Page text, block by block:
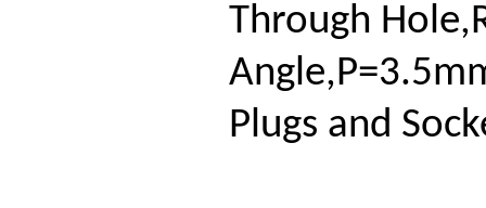
Through
Plugs and